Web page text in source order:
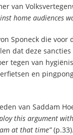
van
home audiences
Sponeck die voor
dat deze
tegen van
en
van Saddam
this argument
at that time”